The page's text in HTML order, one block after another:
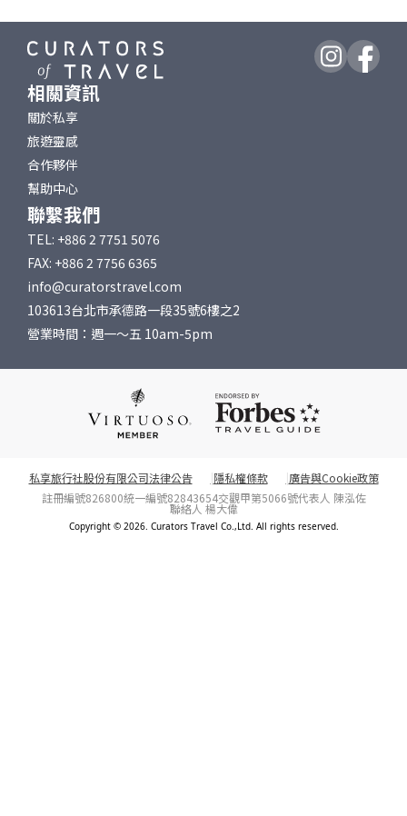
相關資訊
關於私享
旅遊靈感
合作夥伴
幫助中心
聯繫我們
TEL: +886 2 7751 5076
FAX: +886 2 7756 6365
info@curatorstravel.com
103613台北市承德路一段35號6樓之2
營業時間：週一～五 10am-5pm
私享旅行社股份有限公司法律公告 隱私權條款
廣告與Cookie政策
註冊編號826800統一編號82843654交觀甲第5066號代表人 陳泓佐
聯絡人 楊大偉
Copyright © 2026. Curators Travel Co.,Ltd. All rights reserved.